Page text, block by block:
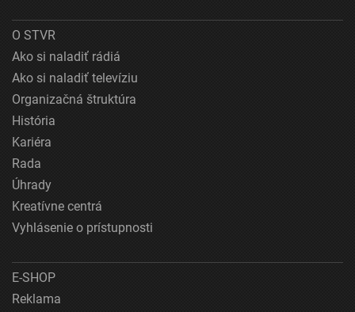
O STVR
Ako si naladiť rádiá
Ako si naladiť televíziu
Organizačná štruktúra
História
Kariéra
Rada
Úhrady
Kreatívne centrá
Vyhlásenie o prístupnosti
E-SHOP
Reklama